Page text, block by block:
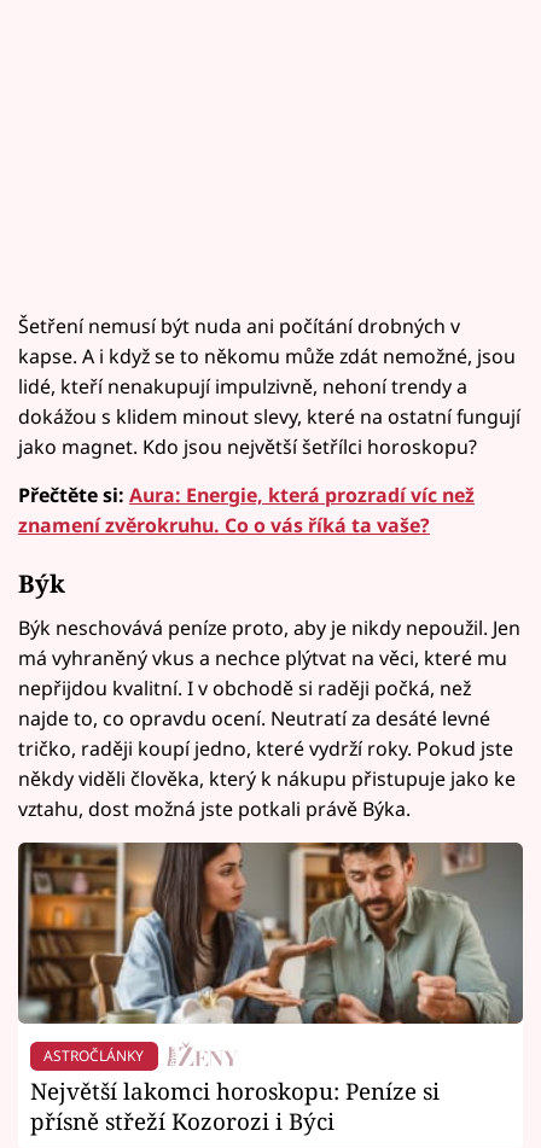
Šetření nemusí být nuda ani počítání drobných v
kapse. A i když se to někomu může zdát nemožné, jsou
lidé, kteří nenakupují impulzivně, nehoní trendy a
dokážou s klidem minout slevy, které na ostatní fungují
jako magnet. Kdo jsou největší šetřílci horoskopu?
Přečtěte si: Aura: Energie, která prozradí víc než
znamení zvěrokruhu. Co o vás říká ta vaše?
Býk
Býk neschovává peníze proto, aby je nikdy nepoužil. Jen
má vyhraněný vkus a nechce plýtvat na věci, které mu
nepřijdou kvalitní. I v obchodě si raději počká, než
najde to, co opravdu ocení. Neutratí za desáté levné
tričko, raději koupí jedno, které vydrží roky. Pokud jste
někdy viděli člověka, který k nákupu přistupuje jako ke
vztahu, dost možná jste potkali právě Býka.
ASTROČLÁNKY
Největší lakomci horoskopu: Peníze si
přísně střeží Kozorozi i Býci